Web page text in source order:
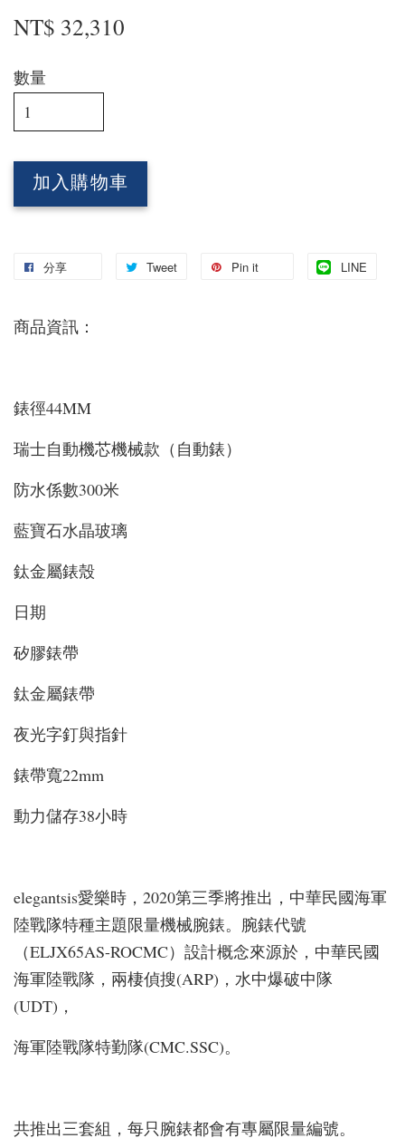
NT$ 32,310
數量
加入購物車
分享 Tweet Pin it LINE
商品資訊：
錶徑44MM
瑞士自動機芯機械款（自動錶）
防水係數300米
藍寶石水晶玻璃
鈦金屬錶殼
日期
矽膠錶帶
鈦金屬錶帶
夜光字釘與指針
錶帶寬22mm
動力儲存38小時
elegantsis愛樂時，2020第三季將推出，中華民國海軍
陸戰隊特種主題限量機械腕錶。腕錶代號
（ELJX65AS-ROCMC）設計概念來源於，中華民國
海軍陸戰隊，兩棲偵搜(ARP)，水中爆破中隊
(UDT)，
海軍陸戰隊特勤隊(CMC.SSC)。
共推出三套組，每只腕錶都會有專屬限量編號。